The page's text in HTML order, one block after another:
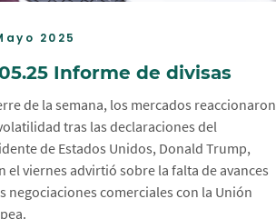
2025
Informe de divisas
de la semana, los mercados reaccionaron
tras las declaraciones del
de Estados Unidos, Donald Trump,
el viernes advirtió sobre la falta de avances
negociaciones comerciales con la Unión